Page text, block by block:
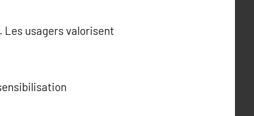
usagers valorisent